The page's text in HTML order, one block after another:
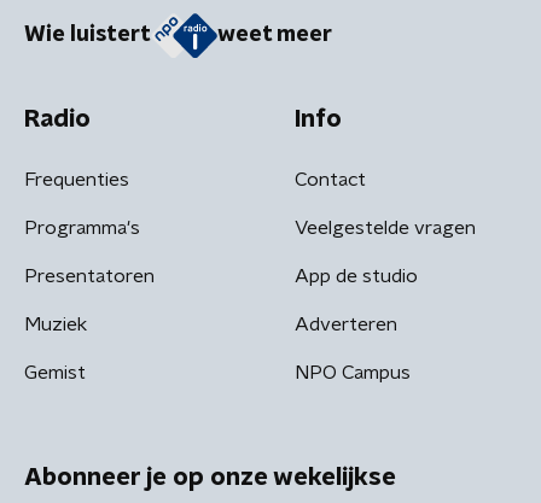
Wie luistert weet meer
Radio
Frequenties
Programma's
Presentatoren
Muziek
Gemist
Info
Contact
Veelgestelde vragen
App de studio
Adverteren
NPO Campus
Abonneer je op onze wekelijkse